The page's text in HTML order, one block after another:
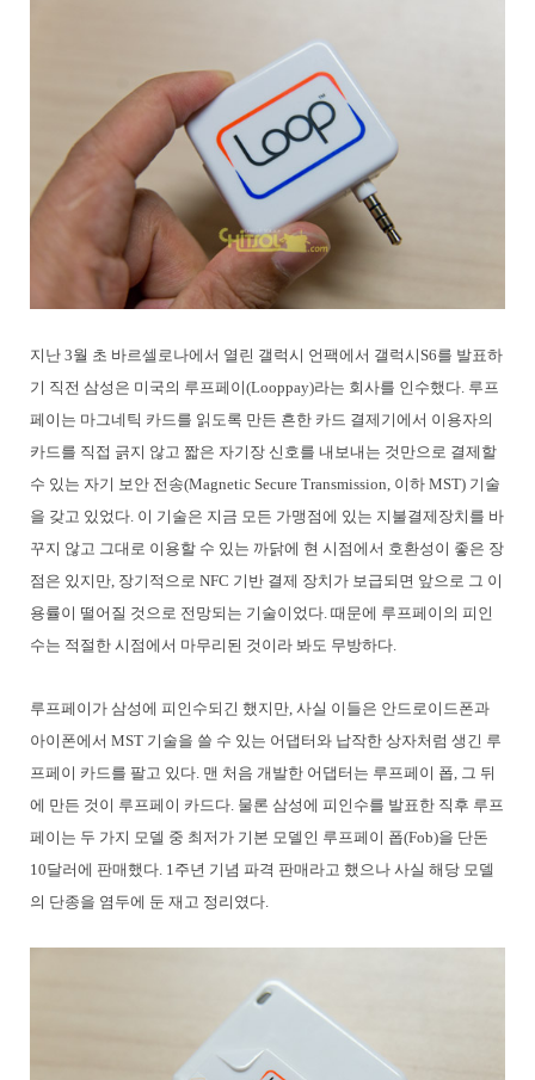
지난 3월 초 바르셀로나에서 열린 갤럭시 언팩에서 갤럭시S6를 발표하
기 직전 삼성은 미국의 루프페이(Looppay)라는 회사를 인수했다. 루프
페이는 마그네틱 카드를 읽도록 만든 흔한 카드 결제기에서 이용자의
카드를 직접 긁지 않고 짧은 자기장 신호를 내보내는 것만으로 결제할
수 있는 자기 보안 전송(Magnetic Secure Transmission, 이하 MST) 기술
을 갖고 있었다. 이 기술은 지금 모든 가맹점에 있는 지불결제장치를 바
꾸지 않고 그대로 이용할 수 있는 까닭에 현 시점에서 호환성이 좋은 장
점은 있지만, 장기적으로 NFC 기반 결제 장치가 보급되면 앞으로 그 이
용률이 떨어질 것으로 전망되는 기술이었다. 때문에 루프페이의 피인
수는 적절한 시점에서 마무리된 것이라 봐도 무방하다.
루프페이가 삼성에 피인수되긴 했지만, 사실 이들은 안드로이드폰과
아이폰에서 MST 기술을 쓸 수 있는 어댑터와 납작한 상자처럼 생긴 루
프페이 카드를 팔고 있다. 맨 처음 개발한 어댑터는 루프페이 폽, 그 뒤
에 만든 것이 루프페이 카드다. 물론 삼성에 피인수를 발표한 직후 루프
페이는 두 가지 모델 중 최저가 기본 모델인 루프페이 폽(Fob)을 단돈
10달러에 판매했다. 1주년 기념 파격 판매라고 했으나 사실 해당 모델
의 단종을 염두에 둔 재고 정리였다.